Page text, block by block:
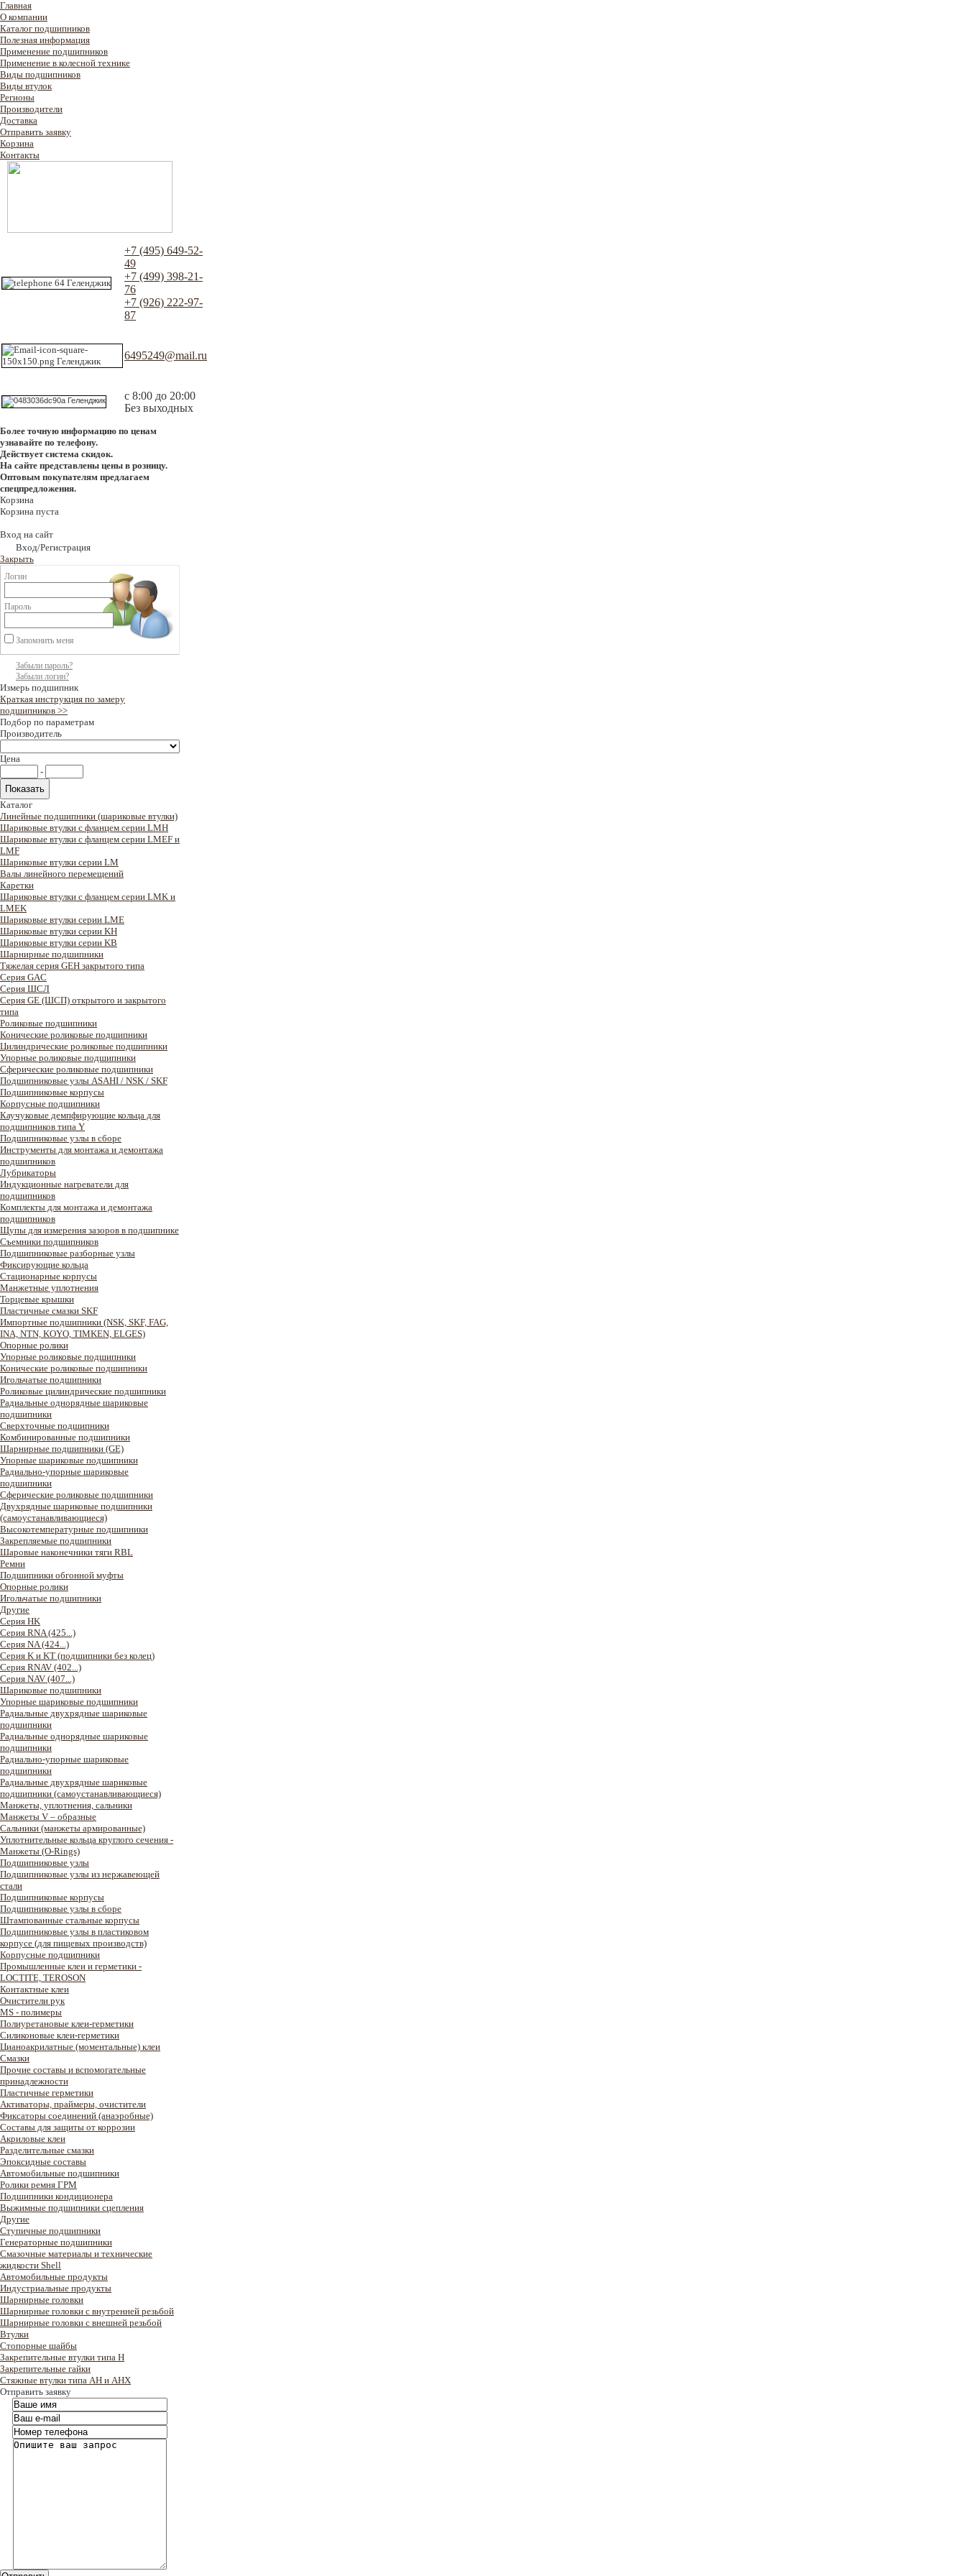
Главная
О компании
Каталог подшипников
Полезная информация
Применение подшипников
Применение в колесной технике
Виды подшипников
Виды втулок
Регионы
Производители
Доставка
Отправить заявку
Корзина
Контакты
+7 (495) 649-52-
49
+7 (499) 398-21-
76
+7 (926) 222-97-
87
6495249@mail.ru
с 8:00 до 20:00
Без выходных
Более точную информацию по ценам
узнавайте по телефону.
Действует система скидок.
На сайте представлены цены в розницу.
Оптовым покупателям предлагаем
спецпредложения.
Корзина
Корзина пуста
Вход на сайт
Вход/Регистрация
Закрыть
Логин
Пароль
Запомнить меня
Забыли пароль?
Забыли логин?
Измерь подшипник
Краткая инструкция по замеру
подшипников >>
Подбор по параметрам
Производитель
Цена
-
Каталог
Линейные подшипники (шариковые втулки)
Шариковые втулки с фланцем серии LMH
Шариковые втулки с фланцем серии LMEF и
LMF
Шариковые втулки серии LM
Валы линейного перемещений
Каретки
Шариковые втулки с фланцем серии LMK и
LMEK
Шариковые втулки серии LME
Шариковые втулки серии KH
Шариковые втулки серии KB
Шарнирные подшипники
Тяжелая серия GEH закрытого типа
Серия GAC
Cерия ШСЛ
Серия GE (ШСП) открытого и закрытого
типа
Роликовые подшипники
Конические роликовые подшипники
Цилиндрические роликовые подшипники
Упорные роликовые подшипники
Сферические роликовые подшипники
Подшипниковые узлы ASAHI / NSK / SKF
Подшипниковые корпусы
Корпусные подшипники
Каучуковые демпфирующие кольца для
подшипников типа Y
Подшипниковые узлы в сборе
Инструменты для монтажа и демонтажа
подшипников
Лубрикаторы
Индукционные нагреватели для
подшипников
Комплекты для монтажа и демонтажа
подшипников
Щупы для измерения зазоров в подшипнике
Съемники подшипников
Подшипниковые разборные узлы
Фиксирующие кольца
Стационарные корпусы
Манжетные уплотнения
Торцевые крышки
Пластичные смазки SKF
Импортные подшипники (NSK, SKF, FAG,
INA, NTN, KOYO, TIMKEN, ELGES)
Опорные ролики
Упорные роликовые подшипники
Конические роликовые подшипники
Игольчатые подшипники
Роликовые цилиндрические подшипники
Радиальные однорядные шариковые
подшипники
Сверхточные подшипники
Комбинированные подшипники
Шарнирные подшипники (GE)
Упорные шариковые подшипники
Радиально-упорные шариковые
подшипники
Сферические роликовые подшипники
Двухрядные шариковые подшипники
(самоустанавливающиеся)
Высокотемпературные подшипники
Закрепляемые подшипники
Шаровые наконечники тяги RBL
Ремни
Подшипники обгонной муфты
Опорные ролики
Игольчатые подшипники
Другие
Серия HK
Серия RNA (425...)
Серия NA (424...)
Серия K и KT (подшипники без колец)
Серия RNAV (402...)
Серия NAV (407...)
Шариковые подшипники
Упорные шариковые подшипники
Радиальные двухрядные шариковые
подшипники
Радиальные однорядные шариковые
подшипники
Радиально-упорные шариковые
подшипники
Радиальные двухрядные шариковые
подшипники (самоустанавливающиеся)
Манжеты, уплотнения, сальники
Манжеты V – образные
Сальники (манжеты армированные)
Уплотнительные кольца круглого сечения -
Манжеты (O-Rings)
Подшипниковые узлы
Подшипниковые узлы из нержавеющей
стали
Подшипниковые корпусы
Подшипниковые узлы в сборе
Штампованные стальные корпусы
Подшипниковые узлы в пластиковом
корпусе (для пищевых производств)
Корпусные подшипники
Промышленные клеи и герметики -
LOCTITE, TEROSON
Контактные клеи
Очистители рук
MS - полимеры
Полиуретановые клеи-герметики
Силиконовые клеи-герметики
Цианоакрилатные (моментальные) клеи
Смазки
Прочие составы и вспомогательные
принадлежности
Пластичные герметики
Активаторы, праймеры, очистители
Фиксаторы соединений (анаэробные)
Составы для защиты от коррозии
Акриловые клеи
Разделительные смазки
Эпоксидные составы
Автомобильные подшипники
Ролики ремня ГРМ
Подшипники кондиционера
Выжимные подшипники сцепления
Другие
Ступичные подшипники
Генераторные подшипники
Смазочные материалы и технические
жидкости Shell
Автомобильные продукты
Индустриальные продукты
Шарнирные головки
Шарнирные головки с внутренней резьбой
Шарнирные головки с внешней резьбой
Втулки
Стопорные шайбы
Закрепительные втулки типа H
Закрепительные гайки
Стяжные втулки типа AH и AHX
Отправить заявку